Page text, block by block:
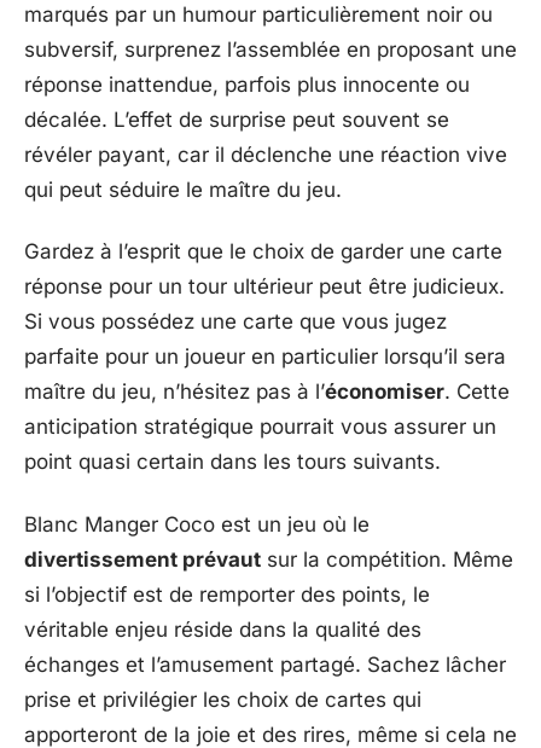
marqués par un humour particulièrement noir ou
subversif, surprenez l’assemblée en proposant une
réponse inattendue, parfois plus innocente ou
décalée. L’effet de surprise peut souvent se
révéler payant, car il déclenche une réaction vive
qui peut séduire le maître du jeu.
Gardez à l’esprit que le choix de garder une carte
réponse pour un tour ultérieur peut être judicieux.
Si vous possédez une carte que vous jugez
parfaite pour un joueur en particulier lorsqu’il sera
maître du jeu, n’hésitez pas à l’économiser. Cette
anticipation stratégique pourrait vous assurer un
point quasi certain dans les tours suivants.
Blanc Manger Coco est un jeu où le
divertissement prévaut sur la compétition. Même
si l’objectif est de remporter des points, le
véritable enjeu réside dans la qualité des
échanges et l’amusement partagé. Sachez lâcher
prise et privilégier les choix de cartes qui
apporteront de la joie et des rires, même si cela ne